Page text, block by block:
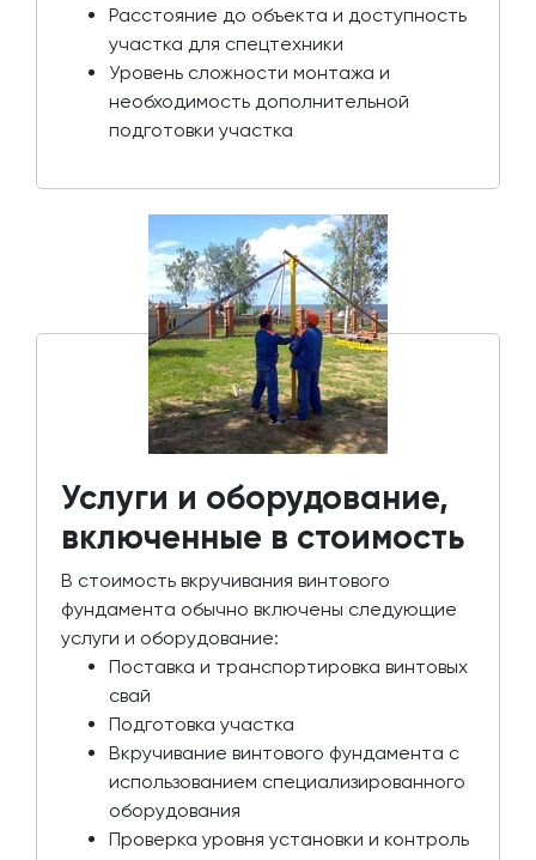
Расстояние до объекта и доступность
участка для спецтехники
Уровень сложности монтажа и
необходимость дополнительной
подготовки участка
Услуги и оборудование,
включенные в стоимость
В стоимость вкручивания винтового
фундамента обычно включены следующие
услуги и оборудование:
Поставка и транспортировка винтовых
свай
Подготовка участка
Вкручивание винтового фундамента с
использованием специализированного
оборудования
Проверка уровня установки и контроль